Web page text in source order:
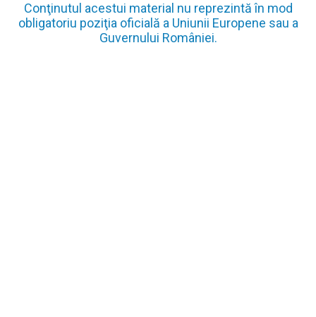
Conţinutul acestui material nu reprezintă în mod
obligatoriu poziţia oficială a Uniunii Europene sau a
Guvernului României.